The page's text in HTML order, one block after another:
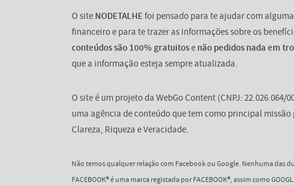
O site NODETALHEfoi pensado para te ajudar com
financeiro e para te trazer as informações sobre os
conteúdos são 100% gratuitose não pedidos nada em
que a informação esteja sempre atualizada.
O site é um projeto da WebGo Content (CNPJ:
uma agência de conteúdo que tem como principal
Clareza, Riqueza e Veracidade.
Não temos qualquer relação com Facebook ou Google. Nenhuma das
FACEBOOK® é uma marca registada por FACEBOOK®, assim como